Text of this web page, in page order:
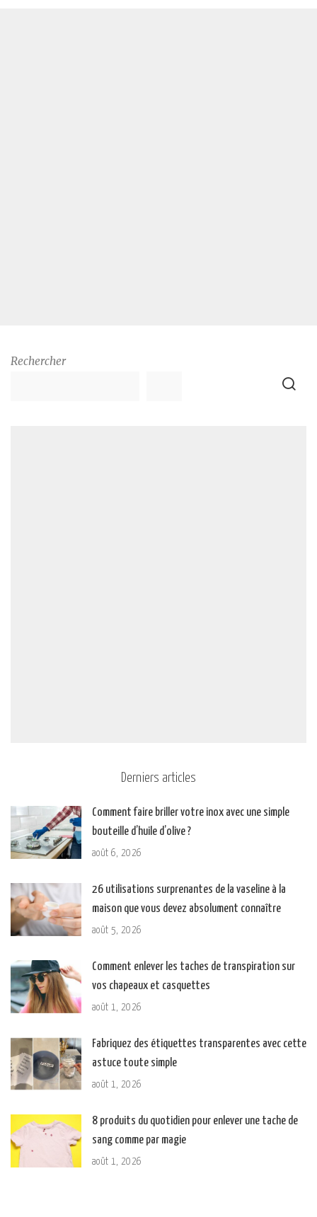
Rechercher
Derniers articles
Comment faire briller votre inox avec une simple
bouteille d’huile d’olive ?
août 6, 2026
26 utilisations surprenantes de la vaseline à la
maison que vous devez absolument connaître
août 5, 2026
Comment enlever les taches de transpiration sur
vos chapeaux et casquettes
août 1, 2026
Fabriquez des étiquettes transparentes avec cette
astuce toute simple
août 1, 2026
8 produits du quotidien pour enlever une tache de
sang comme par magie
août 1, 2026